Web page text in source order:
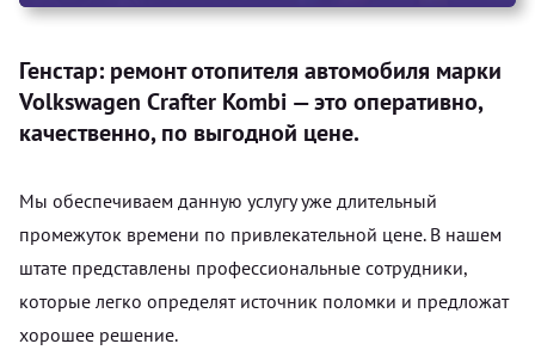
Генстар: ремонт отопителя автомобиля марки
Volkswagen Crafter Kombi — это оперативно,
качественно, по выгодной цене.
Мы обеспечиваем данную услугу уже длительный
промежуток времени по привлекательной цене. В нашем
штате представлены профессиональные сотрудники,
которые легко определят источник поломки и предложат
хорошее решение.